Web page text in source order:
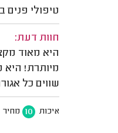
טיפולי פנים
חוות דעת:
היא מאוד
מיותרת!
שווים כל
איכות 10 מחיר